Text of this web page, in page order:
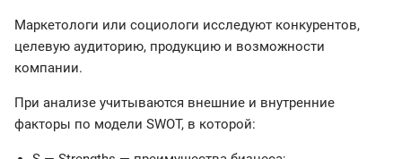
Маркетологи или социологи исследуют конкурентов,
целевую аудиторию, продукцию и возможности
компании.
При анализе учитываются внешние и внутренние
факторы по модели SWOT, в которой: